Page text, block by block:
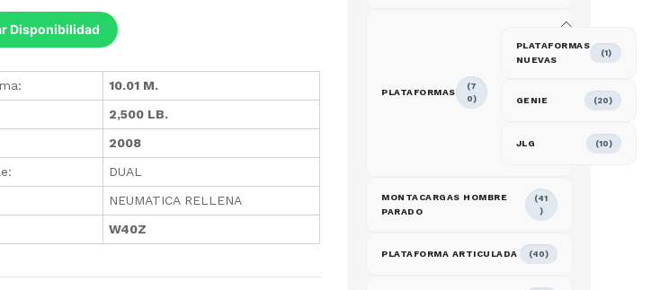
Disponibilidad
10.01 M.
2,500 LB.
2008
DUAL
NEUMATICA RELLENA
W40Z
PLATAFORMAS
(7
0)
PLATAFORMAS
NUEVAS
(1)
GENIE (20)
JLG (10)
MONTACARGAS HOMBRE
PARADO
(41
)
PLATAFORMA ARTICULADA (40)